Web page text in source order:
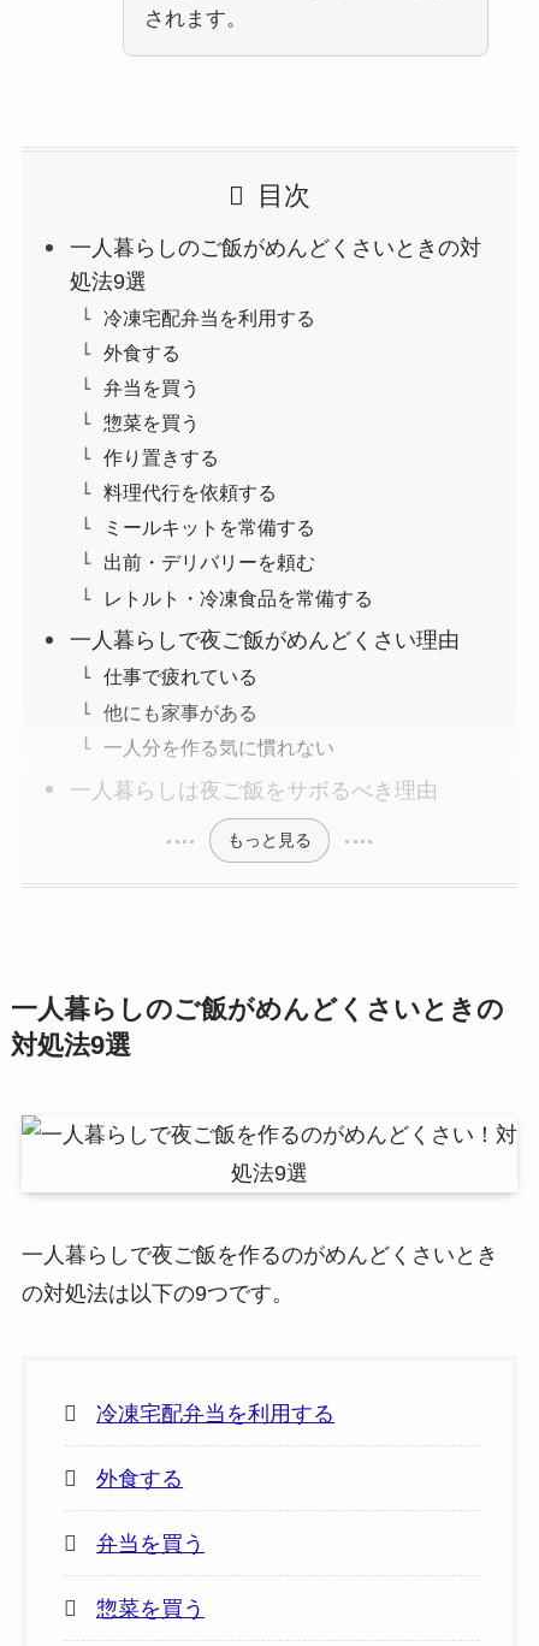
されます。
目次
一人暮らしのご飯がめんどくさいときの対
処法9選
冷凍宅配弁当を利用する
外食する
弁当を買う
惣菜を買う
作り置きする
料理代行を依頼する
ミールキットを常備する
出前・デリバリーを頼む
レトルト・冷凍食品を常備する
一人暮らしで夜ご飯がめんどくさい理由
仕事で疲れている
他にも家事がある
一人分を作る気に慣れない
一人暮らしは夜ご飯をサボるべき理由
もっと見る
一人暮らしのご飯がめんどくさいときの
対処法9選
一人暮らしで夜ご飯を作るのがめんどくさいとき
の対処法は以下の9つです。
冷凍宅配弁当を利用する
外食する
弁当を買う
惣菜を買う